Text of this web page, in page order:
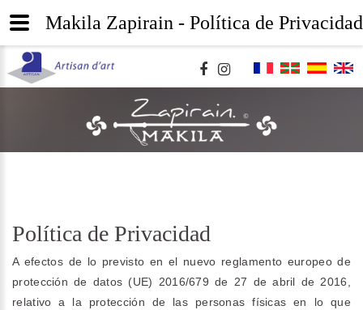
Makila Zapirain - Política de Privacidad
Política de Privacidad
A efectos de lo previsto en el nuevo reglamento europeo de
protección de datos (UE) 2016/679 de 27 de abril de 2016,
relativo a la protección de las personas físicas en lo que